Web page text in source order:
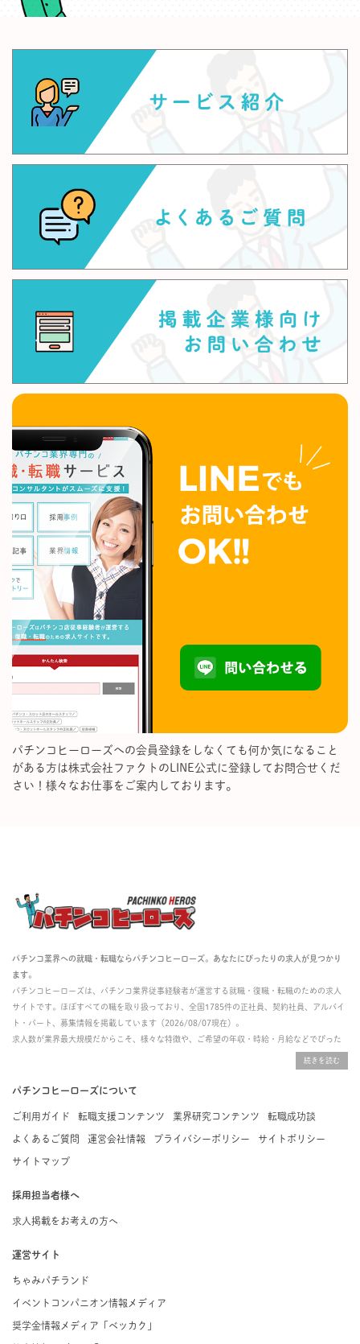
パチンコヒーローズへの会員登録をしなくても何か気になること
がある方は株式会社ファクトのLINE公式に登録してお問合せくだ
さい！様々なお仕事をご案内しております。
パチンコ業界への就職・転職ならパチンコヒーローズ。あなたにぴったりの求人が見つかり
ます。
パチンコヒーローズは、パチンコ業界従事経験者が運営する就職・復職・転職のための求人
サイトです。ほぼすべての職を取り扱っており、全国1785件の正社員、契約社員、アルバイ
ト・パート、募集情報を掲載しています（2026/08/07現在）。
求人数が業界最大規模だからこそ、様々な特徴や、ご希望の年収・時給・月給などでぴった
掲載している求人は、すべて契約法人様から寄せられた正規の求人情報です。応募いただい
た内容はすぐに直接事業所に届くためスムーズに転職・復職できます。
パチンコヒーローズについて
ご利用ガイド 転職支援コンテンツ 業界研究コンテンツ 転職成功談
よくあるご質問 運営会社情報 プライバシーポリシー サイトポリシー
サイトマップ
採用担当者様へ
求人掲載をお考えの方へ
運営サイト
ちゃみパチランド
イベントコンパニオン情報メディア
奨学金情報メディア「ベッカク」